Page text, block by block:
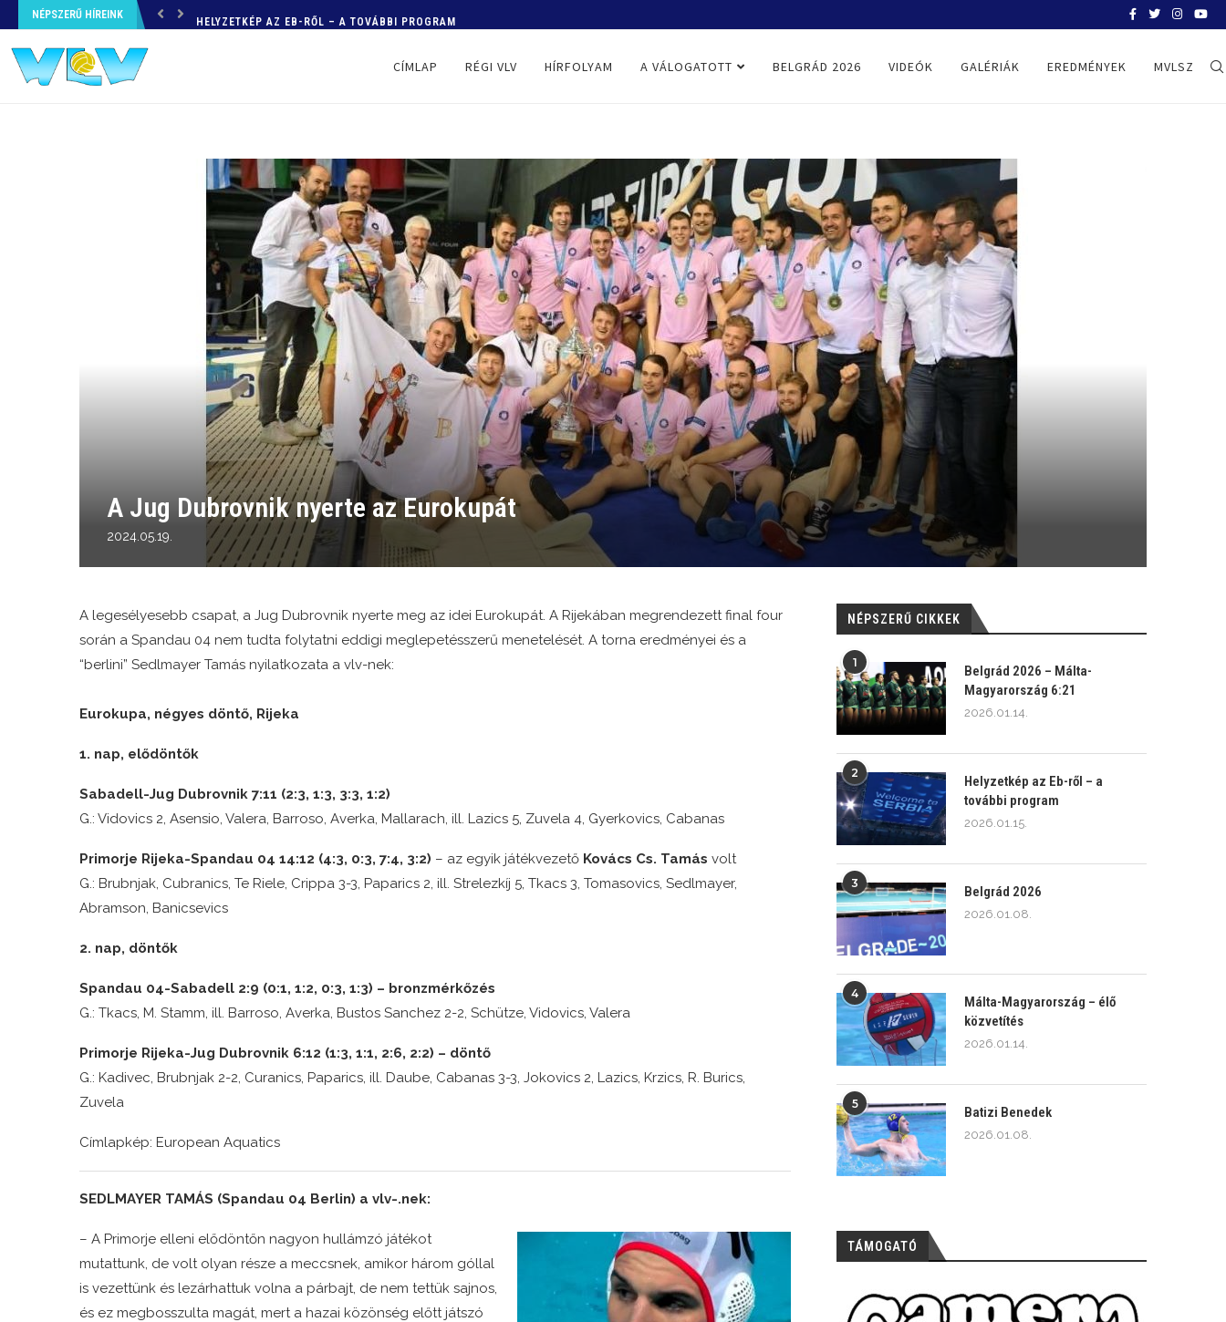
NÉPSZERŰ HÍREINK HELYZETKÉP AZ EB-RŐL – A TOVÁBBI PROGRAM
CÍMLAP RÉGI VLV HÍRFOLYAM A VÁLOGATOTT BELGRÁD 2026 VIDEÓK GALÉRIÁK EREDMÉNYEK MVLSZ
A Jug Dubrovnik nyerte az Eurokupát
2024.05.19.
A legesélyesebb csapat, a Jug Dubrovnik nyerte meg az idei Eurokupát. A Rijekában megrendezett final four
során a Spandau 04 nem tudta folytatni eddigi meglepetésszerű menetelését. A torna eredményei és a
“berlini” Sedlmayer Tamás nyilatkozata a vlv-nek:
Eurokupa, négyes döntő, Rijeka
1. nap, elődöntők
Sabadell-Jug Dubrovnik 7:11 (2:3, 1:3, 3:3, 1:2)
G.: Vidovics 2, Asensio, Valera, Barroso, Averka, Mallarach, ill. Lazics 5, Zuvela 4, Gyerkovics, Cabanas
Primorje Rijeka-Spandau 04 14:12 (4:3, 0:3, 7:4, 3:2) – az egyik játékvezető Kovács Cs. Tamás volt
G.: Brubnjak, Cubranics, Te Riele, Crippa 3-3, Paparics 2, ill. Strelezkíj 5, Tkacs 3, Tomasovics, Sedlmayer,
Abramson, Banicsevics
2. nap, döntők
Spandau 04-Sabadell 2:9 (0:1, 1:2, 0:3, 1:3) – bronzmérkőzés
G.: Tkacs, M. Stamm, ill. Barroso, Averka, Bustos Sanchez 2-2, Schütze, Vidovics, Valera
Primorje Rijeka-Jug Dubrovnik 6:12 (1:3, 1:1, 2:6, 2:2) – döntő
G.: Kadivec, Brubnjak 2-2, Curanics, Paparics, ill. Daube, Cabanas 3-3, Jokovics 2, Lazics, Krzics, R. Burics,
Zuvela
Címlapkép: European Aquatics
SEDLMAYER TAMÁS (Spandau 04 Berlin) a vlv-.nek:
– A Primorje elleni elődöntőn nagyon hullámzó játékot
mutattunk, de volt olyan része a meccsnek, amikor három góllal
is vezettünk és lezárhattuk volna a párbajt, de nem tettük sajnos,
és ez megbosszulta magát, mert a hazai közönség előtt játszó
NÉPSZERŰ CIKKEK
1
Belgrád 2026 – Málta-
Magyarország 6:21
2026.01.14.
2
Helyzetkép az Eb-ről – a
további program
2026.01.15.
3
Belgrád 2026
2026.01.08.
4
Málta-Magyarország – élő
közvetítés
2026.01.14.
5
Batizi Benedek
2026.01.08.
TÁMOGATÓ